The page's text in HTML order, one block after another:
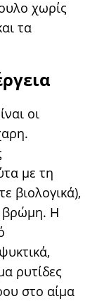
χωρίς
τα
οι
με τη
βιολογικά),
βρώμη. Η
ρυτίδες
στο αίμα